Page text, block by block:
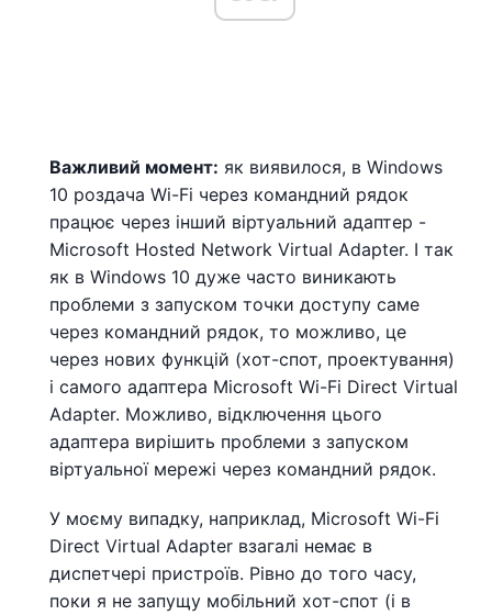
Важливий момент: як виявилося, в Windows
10 роздача Wi-Fi через командний рядок
працює через інший віртуальний адаптер -
Microsoft Hosted Network Virtual Adapter. І так
як в Windows 10 дуже часто виникають
проблеми з запуском точки доступу саме
через командний рядок, то можливо, це
через нових функцій (хот-спот, проектування)
і самого адаптера Microsoft Wi-Fi Direct Virtual
Adapter. Можливо, відключення цього
адаптера вирішить проблеми з запуском
віртуальної мережі через командний рядок.
У моєму випадку, наприклад, Microsoft Wi-Fi
Direct Virtual Adapter взагалі немає в
диспетчері пристроїв. Рівно до того часу,
поки я не запущу мобільний хот-спот (і в